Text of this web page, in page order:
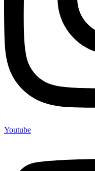
Youtube